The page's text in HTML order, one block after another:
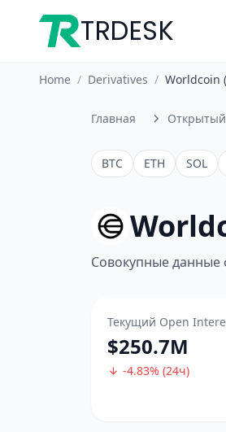
TRDESK
Home / Derivatives / Worldcoin
Главная
BTC ETH SOL
Совокупные
Текущий Open
$250.7M
-4.83% (24ч)